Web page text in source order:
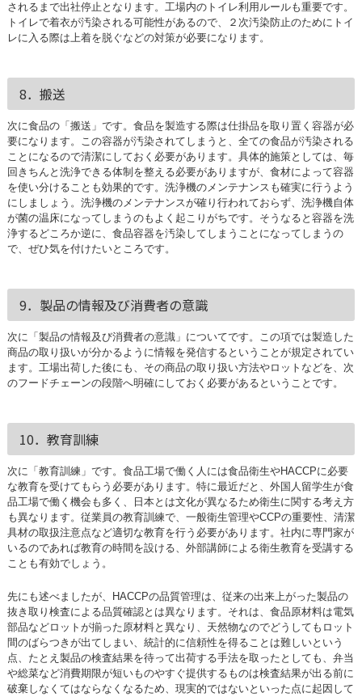
されるまで出社停止となります。工場内のトイレ利用ルールも重要です。
トイレで着衣が汚染される可能性があるので、２次汚染防止のためにトイ
レに入る際は上着を脱ぐなどの対策が必要になります。
8．搬送
次に食品の「搬送」です。食品を製造する際は仕掛品を取り置く容器が必
要になります。この容器が汚染されてしまうと、全ての食品が汚染される
ことになるので清潔にしておく必要があります。具体的施策としては、毎
回きちんと洗浄できる体制を整える必要がありますが、食材によって容器
を使い分けることも効果的です。洗浄機のメンテナンスも確実に行うよう
にしましょう。洗浄機のメンテナンスが確り行われておらず、洗浄機自体
が菌の温床になってしまうのもよく起こりがちです。そうなると容器を洗
浄するどころか逆に、食品容器を汚染してしまうことになってしまうの
で、ぜひ気を付けたいところです。
9．製品の情報及び消費者の意識
次に「製品の情報及び消費者の意識」についてです。この項では製造した
商品の取り扱いが分かるように情報を発信するということが規定されてい
ます。工場出荷した後にも、その商品の取り扱い方法やロットなどを、次
のフードチェーンの段階へ明確にしておく必要があるということです。
10．教育訓練
次に「教育訓練」です。食品工場で働く人には食品衛生やHACCPに必要
な教育を受けてもらう必要があります。特に最近だと、外国人留学生が食
品工場で働く機会も多く、日本とは文化が異なるため衛生に関する考え方
も異なります。従業員の教育訓練で、一般衛生管理やCCPの重要性、清潔
具材の取扱注意点など適切な教育を行う必要があります。社内に専門家が
いるのであれば教育の時間を設ける、外部講師による衛生教育を受講する
ことも有効でしょう。
先にも述べましたが、HACCPの品質管理は、従来の出来上がった製品の
抜き取り検査による品質確認とは異なります。それは、食品原材料は電気
部品などロットが揃った原材料と異なり、天然物なのでどうしてもロット
間のばらつきが出てしまい、統計的に信頼性を得ることは難しいという
点、たとえ製品の検査結果を待って出荷する手法を取ったとしても、弁当
や総菜など消費期限が短いものやすぐ提供するものは検査結果が出る前に
破棄しなくてはならなくなるため、現実的ではないといった点に起因して